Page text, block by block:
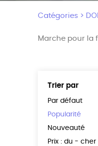
Catégories >
Marche pour la
Trier par
Par défaut
Popularité
Nouveauté
Prix : du -